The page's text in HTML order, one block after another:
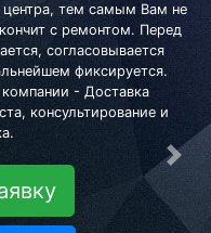
центра, тем самым Вам не
с ремонтом. Перед
согласовывается
фиксируется.
компании - Доставка
консультирование и